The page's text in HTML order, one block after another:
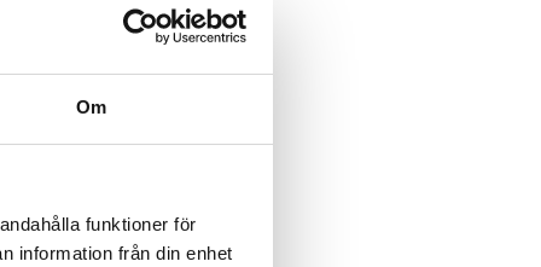
Om
funktioner för
information från din enhet